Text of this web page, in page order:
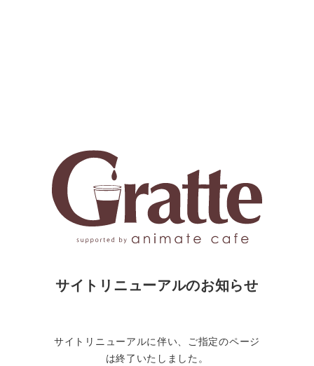
サイトリニューアルのお知らせ
サイトリニューアルに伴い、ご指定のページ
は終了いたしました。